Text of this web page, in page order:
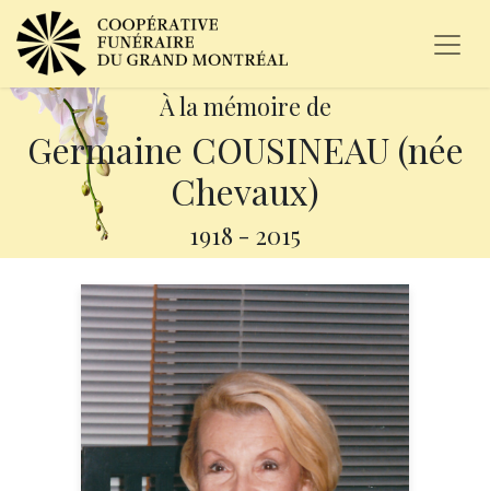
À la mémoire de
Germaine COUSINEAU (née
Chevaux)
1918 - 2015